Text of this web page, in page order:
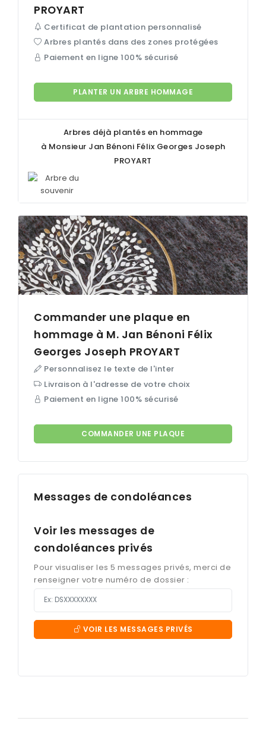
PROYART
Certificat de plantation personnalisé
Arbres plantés dans des zones protégées
Paiement en ligne 100% sécurisé
PLANTER UN ARBRE HOMMAGE
Arbres déjà plantés en hommage
à Monsieur Jan Bénoni Félix Georges Joseph
PROYART
Commander une plaque en
hommage à M. Jan Bénoni Félix
Georges Joseph PROYART
Personnalisez le texte de l'inter
Livraison à l'adresse de votre choix
Paiement en ligne 100% sécurisé
COMMANDER UNE PLAQUE
Messages de condoléances
Voir les messages de
condoléances privés
Pour visualiser les 5 messages privés, merci de
renseigner votre numéro de dossier :
VOIR LES MESSAGES PRIVÉS